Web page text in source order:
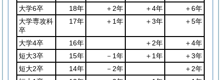
大学6卒 18年 ＋2年 ＋4年
＋6年
大学専攻科
卒
17年 ＋1年 ＋3年 ＋5年
大学4卒 16年 ＋2年
＋4年
短大3卒
15年 －1年 ＋1年
＋3年
短大2卒
14年 －2年
＋2年